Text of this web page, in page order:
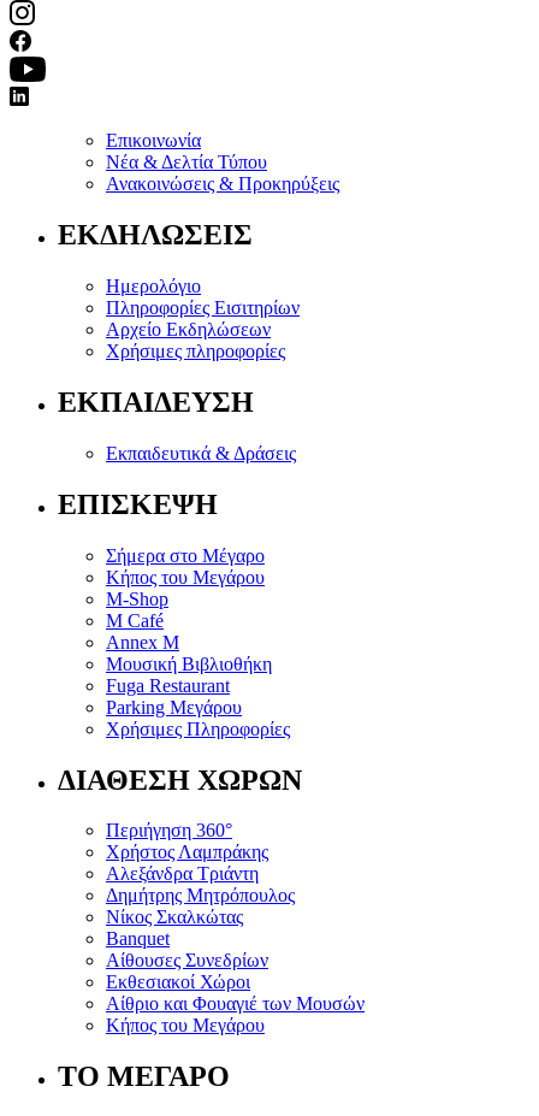
Επικοινωνία
Νέα & Δελτία Τύπου
Ανακοινώσεις & Προκηρύξεις
ΕΚΔΗΛΩΣΕΙΣ
Ημερολόγιο
Πληροφορίες Εισιτηρίων
Αρχείο Εκδηλώσεων
Χρήσιμες πληροφορίες
ΕΚΠΑΙΔΕΥΣΗ
Εκπαιδευτικά & Δράσεις
ΕΠΙΣΚΕΨΗ
Σήμερα στο Μέγαρο
Κήπος του Μεγάρου
M-Shop
M Café
Annex M
Μουσική Βιβλιοθήκη
Fuga Restaurant
Parking Μεγάρου
Χρήσιμες Πληροφορίες
ΔΙΑΘΕΣΗ ΧΩΡΩΝ
Περιήγηση 360°
Χρήστος Λαμπράκης
Αλεξάνδρα Τριάντη
Δημήτρης Μητρόπουλος
Νίκος Σκαλκώτας
Banquet
Αίθουσες Συνεδρίων
Εκθεσιακοί Χώροι
Αίθριο και Φουαγιέ των Μουσών
Κήπος του Μεγάρου
ΤΟ ΜΕΓΑΡΟ